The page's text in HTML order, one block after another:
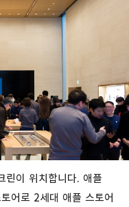
린이 위치합니다. 애플
어로 2세대 애플 스토어